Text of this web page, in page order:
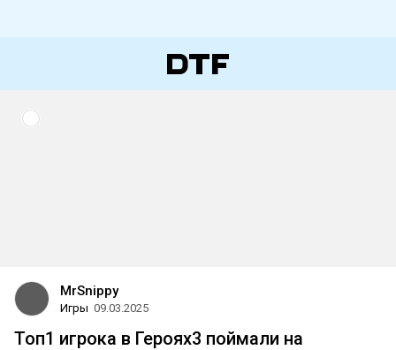
MrSnippy
Игры 09.03.2025
Топ1 игрока в Героях3 поймали на